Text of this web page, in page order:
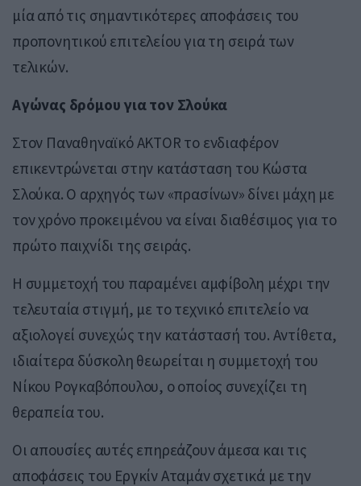
μία από τις σημαντικότερες αποφάσεις του
προπονητικού επιτελείου για τη σειρά των
τελικών.
Αγώνας δρόμου για τον Σλούκα
Στον Παναθηναϊκό AKTOR το ενδιαφέρον
επικεντρώνεται στην κατάσταση του Κώστα
Σλούκα. Ο αρχηγός των «πρασίνων» δίνει μάχη με
τον χρόνο προκειμένου να είναι διαθέσιμος για το
πρώτο παιχνίδι της σειράς.
Η συμμετοχή του παραμένει αμφίβολη μέχρι την
τελευταία στιγμή, με το τεχνικό επιτελείο να
αξιολογεί συνεχώς την κατάστασή του. Αντίθετα,
ιδιαίτερα δύσκολη θεωρείται η συμμετοχή του
Νίκου Ρογκαβόπουλου, ο οποίος συνεχίζει τη
θεραπεία του.
Οι απουσίες αυτές επηρεάζουν άμεσα και τις
αποφάσεις του Εργκίν Αταμάν σχετικά με την